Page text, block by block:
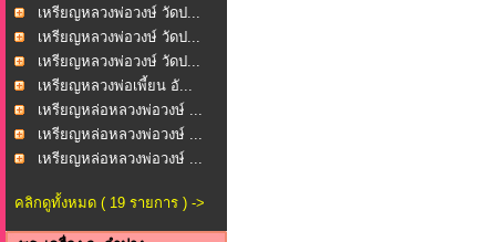
เหรียญหลวงพ่อวงษ์ วัดป...
เหรียญหลวงพ่อวงษ์ วัดป...
เหรียญหลวงพ่อวงษ์ วัดป...
เหรียญหลวงพ่อเพี้ยน อั...
เหรียญหล่อหลวงพ่อวงษ์ ...
เหรียญหล่อหลวงพ่อวงษ์ ...
เหรียญหล่อหลวงพ่อวงษ์ ...
คลิกดูทั้งหมด ( 19 รายการ ) ->